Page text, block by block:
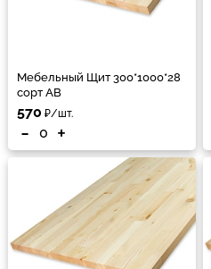
Мебельный Щит 300*1000*28
сорт АВ
570 ₽/шт.
- +